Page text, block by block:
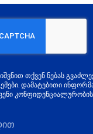
თქვენ ნებას
დამატებითი